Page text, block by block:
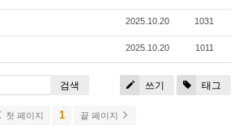
2025.10.20 1031
2025.10.20 1011
쓰기 태그
검색
첫 페이지 1 끝 페이지